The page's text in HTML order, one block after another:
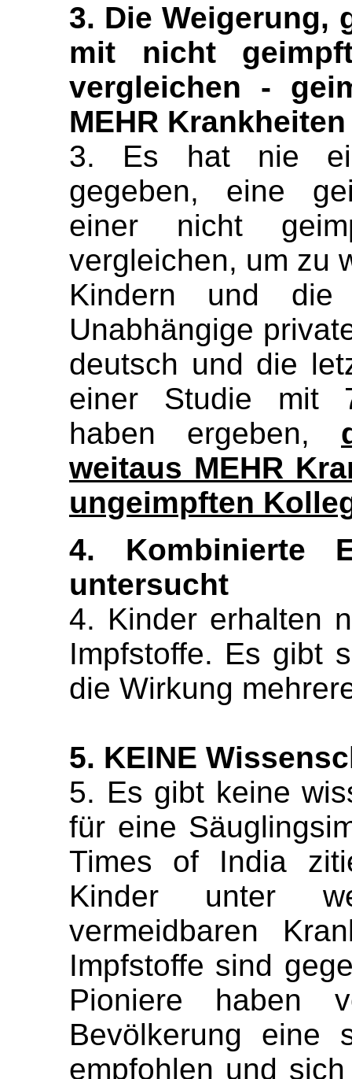
3. Die Weigerung,
mit nicht
vergleichen -
MEHR Krankheiten
3. Es hat nie
gegeben, eine
einer nicht
vergleichen, um zu
Kindern und die
Unabhängige
deutsch und die
einer Studie mit
haben ergeben,
weitaus MEHR
ungeimpften
4. Kombinierte
untersucht
4. Kinder erhalten
Impfstoffe. Es gibt
die Wirkung
5. KEINE
5. Es gibt keine
für eine
Times of India
Kinder unter
vermeidbaren
Impfstoffe sind
Pioniere haben
Bevölkerung eine
empfohlen und